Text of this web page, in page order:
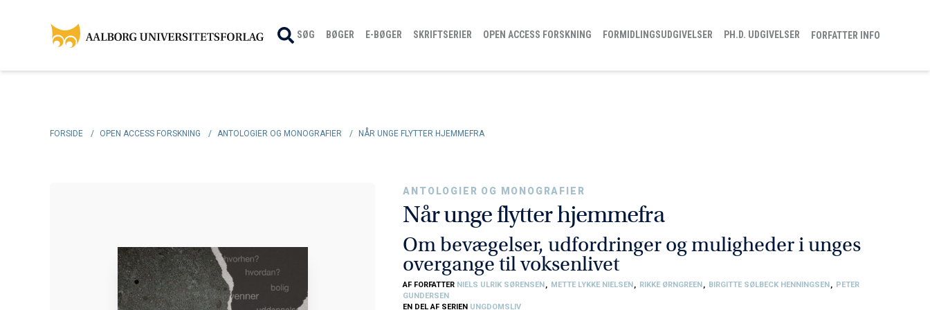
SØG BØGER E-BØGER SKRIFTSERIER OPEN ACCESS FORSKNING FORMIDLINGSUDGIVELSER PH.D. UDGIVELSER FORFATTER INFO
FORSIDE / OPEN ACCESS FORSKNING / ANTOLOGIER OG MONOGRAFIER / NÅR UNGE FLYTTER HJEMMEFRA
ANTOLOGIER OG MONOGRAFIER
Når unge flytter hjemmefra
Om bevægelser, udfordringer og muligheder i unges
overgange til voksenlivet
AF FORFATTER NIELS ULRIK SØRENSEN, METTE LYKKE NIELSEN, RIKKE ØRNGREEN, BIRGITTE SØLBECK HENNINGSEN, PETER
GUNDERSEN
EN DEL AF SERIEN UNGDOMSLIV